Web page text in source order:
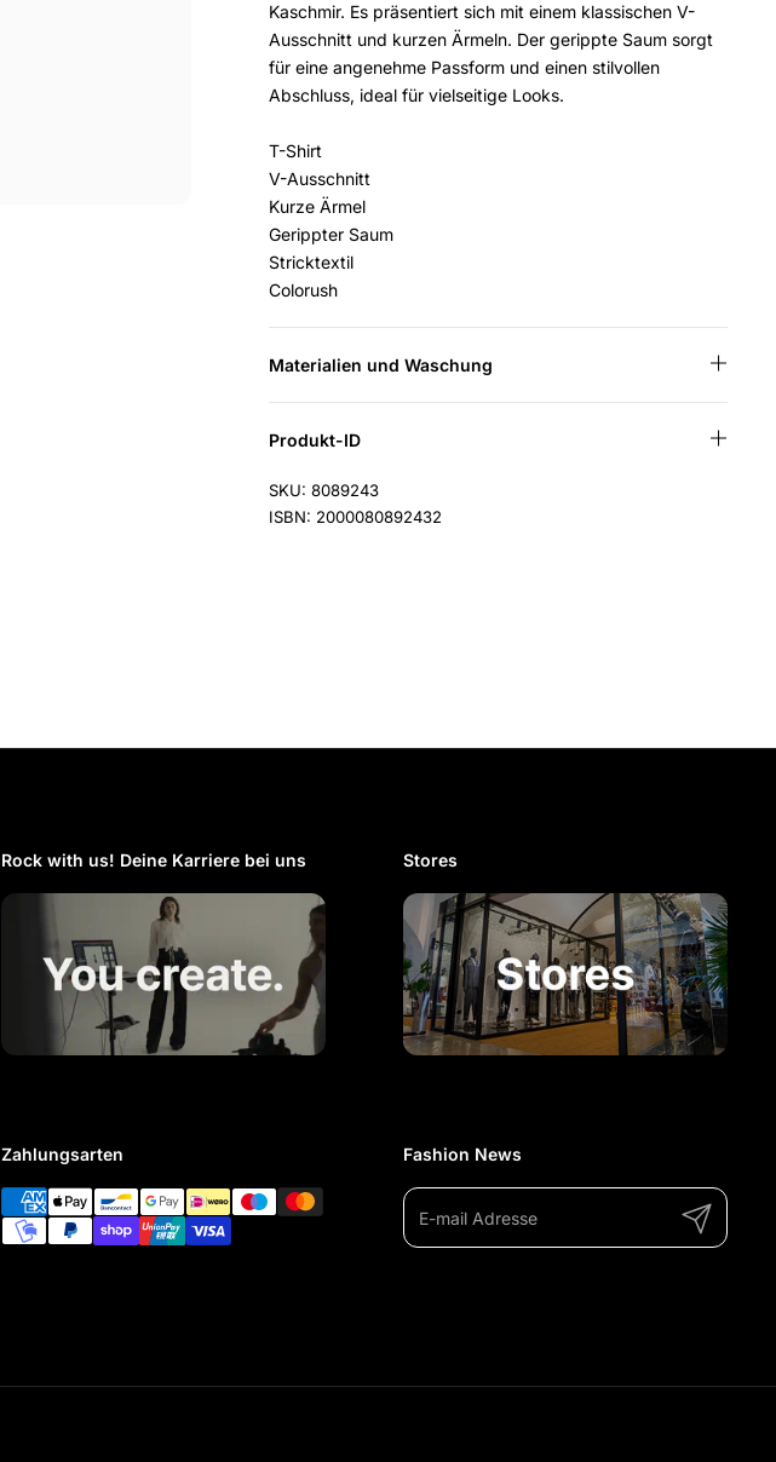
Kaschmir. Es präsentiert sich mit einem klassischen V-
Ausschnitt und kurzen Ärmeln. Der gerippte Saum sorgt
für eine angenehme Passform und einen stilvollen
Abschluss, ideal für vielseitige Looks.
T-Shirt
V-Ausschnitt
Kurze Ärmel
Gerippter Saum
Stricktextil
Colorush
Materialien und Waschung
Produkt-ID
SKU: 8089243
ISBN: 2000080892432
Rock with us! Deine Karriere bei uns​ Stores
Zahlungsarten Fashion News
Abonnieren